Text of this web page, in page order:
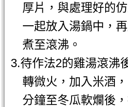
厚片，與處理好的
一起放入湯鍋中，
煮至滾沸。
3.待作法2的雞湯滾沸
轉微火，加入米酒
分鐘至冬瓜軟爛後